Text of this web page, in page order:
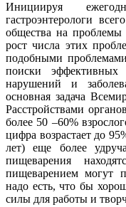
Инициируя
гастроэнтерологи
общества на проблемы
рост числа этих
подобными
поиски
нарушений и
основная задача
Расстройствами
более 50 –60%
цифра возрастает до
лет) еще более
пищеварения
пищеварением могут
надо есть, что бы
силы для работы и